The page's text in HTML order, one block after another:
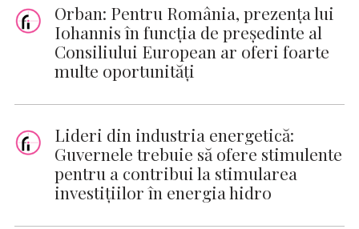
Orban: Pentru România, prezenţa lui
Iohannis în funcţia de preşedinte al
Consiliului European ar oferi foarte
multe oportunităţi
Lideri din industria energetică:
Guvernele trebuie să ofere stimulente
pentru a contribui la stimularea
investițiilor în energia hidro